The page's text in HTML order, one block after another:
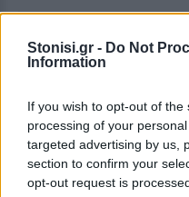
Stonisi.gr - Do Not
Information
If you wish to opt-out of
processing of your
targeted advertising by us,
section to confirm your
opt-out request is
Το επίδομα αδείας
στους οικοδόμους
57.487.814,52 ευρώ και η
του θα γίνει
τραπεζών